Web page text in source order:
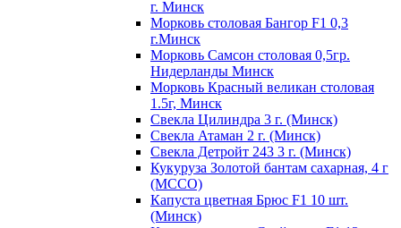
г. Минск
Морковь столовая Бангор F1 0,3
г.Минск
Морковь Самсон столовая 0,5гр.
Нидерланды Минск
Морковь Красный великан столовая
1.5г, Минск
Свекла Цилиндра 3 г. (Минск)
Свекла Атаман 2 г. (Минск)
Свекла Детройт 243 3 г. (Минск)
Кукуруза Золотой бантам сахарная, 4 г
(МССО)
Капуста цветная Брюс F1 10 шт.
(Минск)